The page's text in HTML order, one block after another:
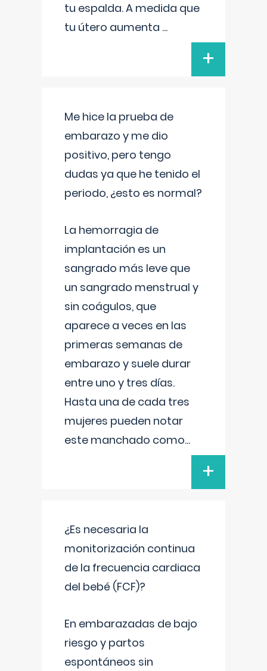
tu espalda. A medida que
tu útero aumenta ...
+
Me hice la prueba de
embarazo y me dio
positivo, pero tengo
dudas ya que he tenido el
periodo, ¿esto es normal?
La hemorragia de
implantación es un
sangrado más leve que
un sangrado menstrual y
sin coágulos, que
aparece a veces en las
primeras semanas de
embarazo y suele durar
entre uno y tres días.
Hasta una de cada tres
mujeres pueden notar
este manchado como...
+
¿Es necesaria la
monitorización continua
de la frecuencia cardiaca
del bebé (FCF)?
En embarazadas de bajo
riesgo y partos
espontáneos sin